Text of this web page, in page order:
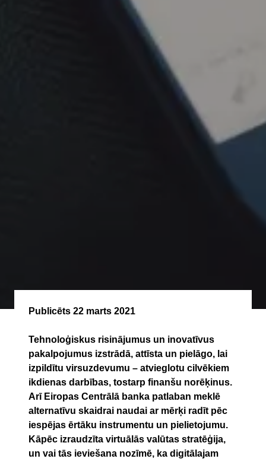
Publicēts 22 marts 2021
Tehnoloģiskus risinājumus un inovatīvus
pakalpojumus izstrādā, attīsta un pielāgo, lai
izpildītu virsuzdevumu – atvieglotu cilvēkiem
ikdienas darbības, tostarp finanšu norēķinus.
Arī Eiropas Centrālā banka patlaban meklē
alternatīvu skaidrai naudai ar mērķi radīt pēc
iespējas ērtāku instrumentu un pielietojumu.
Kāpēc izraudzīta virtuālās valūtas stratēģija,
un vai tās ieviešana nozīmē, ka digitālajam